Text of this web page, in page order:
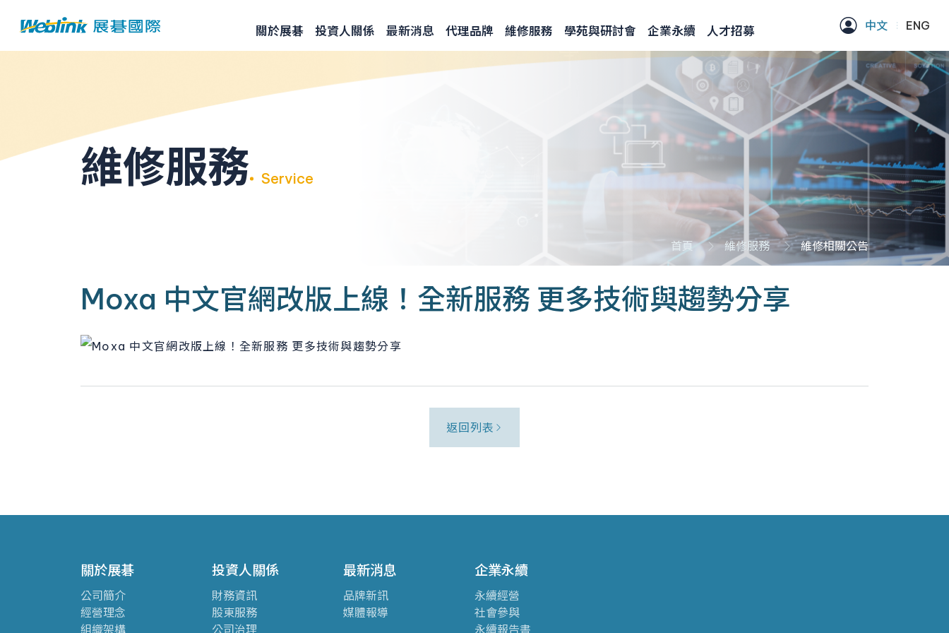
關於展碁 投資人關係 最新消息 代理品牌 維修服務 學苑與研討會 企業永續 人才招募 中文 ENG
維修服務 Service
首頁 維修服務 維修相關公告
Moxa 中文官網改版上線！全新服務 更多技術與趨勢分享
返回列表
關於展碁
公司簡介
經營理念
組織架構
投資人關係
財務資訊
股東服務
公司治理
最新消息
品牌新訊
媒體報導
企業永續
永續經營
社會參與
永續報告書